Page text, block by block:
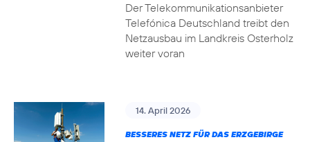
Der Telekommunikationsanbieter
Telefónica Deutschland treibt den
Netzausbau im Landkreis Osterholz
weiter voran
14. April 2026
BESSERES NETZ FÜR DAS ERZGEBIRGE